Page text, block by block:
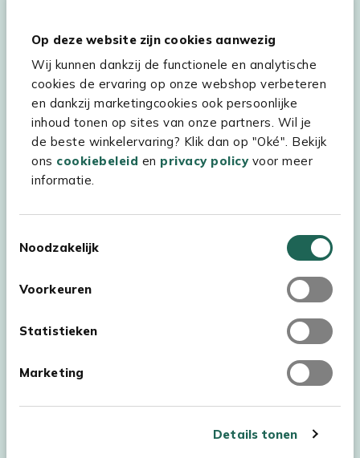
Op deze website zijn cookies aanwezig
Wij kunnen dankzij de functionele en analytische
cookies de ervaring op onze webshop verbeteren
en dankzij marketingcookies ook persoonlijke
inhoud tonen op sites van onze partners. Wil je
de beste winkelervaring? Klik dan op "Oké". Bekijk
ons cookiebeleid en privacy policyvoor meer
informatie.
Noodzakelijk
Voorkeuren
Statistieken
Marketing
Details tonen
Hulp & service
Assortiment
Kees Smit Tuinmeubelen
Experience Stores XXL